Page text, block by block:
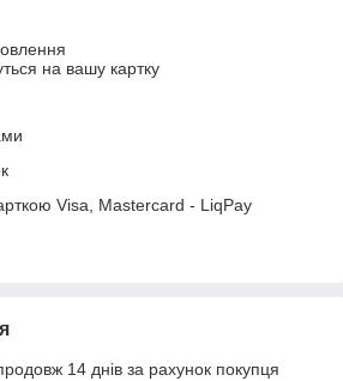
на вашу картку
Visa, Mastercard - LiqPay
14 днів за рахунок покупця